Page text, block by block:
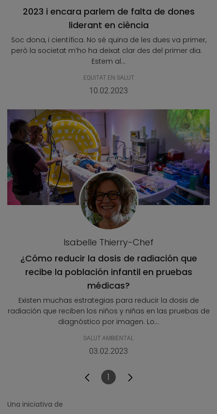
2023 i encara parlem de falta de dones
liderant en ciència
Soc dona, i científica. No sé quina de les dues va primer,
però la societat m’ho ha deixat clar des del primer dia.
Estem al...
EQUITAT EN SALUT
10.02.2023
Isabelle Thierry-Chef
¿Cómo reducir la dosis de radiación que
recibe la población infantil en pruebas
médicas?
Existen muchas estrategias para reducir la dosis de
radiación que reciben los niños y niñas en las pruebas de
diagnóstico por imagen. Lo...
SALUT AMBIENTAL
03.02.2023
Pàgina
1
Una iniciativa de